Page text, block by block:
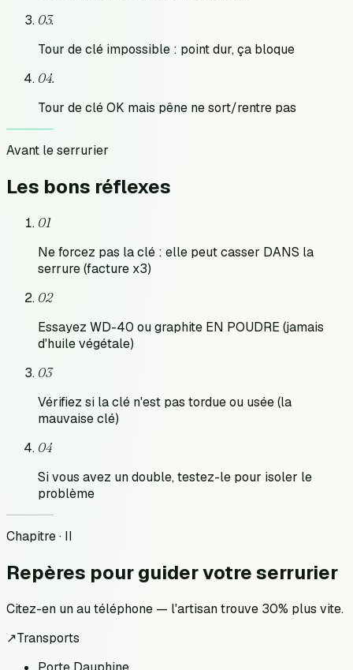
03.
Tour de clé impossible : point dur, ça bloque
04.
Tour de clé OK mais pêne ne sort/rentre pas
Avant le serrurier
Les bons réflexes
01
Ne forcez pas la clé : elle peut casser DANS la
serrure (facture x3)
02
Essayez WD-40 ou graphite EN POUDRE (jamais
d'huile végétale)
03
Vérifiez si la clé n'est pas tordue ou usée (la
mauvaise clé)
04
Si vous avez un double, testez-le pour isoler le
problème
Chapitre · II
Repères pourguider votre serrurier
Citez-en un au téléphone — l'artisan trouve 30% plus vite.
↗Transports